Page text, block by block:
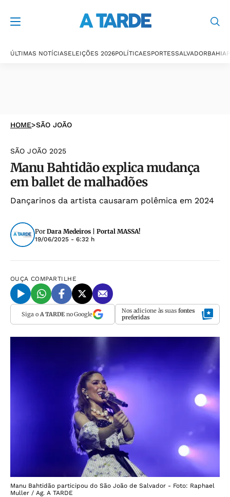
ÚLTIMAS NOTÍCIASELEIÇÕES 2026POLÍTICAESPORTESSALVADORBAHIA
HOME>SÃO JOÃO
SÃO JOÃO 2025
Manu Bahtidão explica mudança
em ballet de malhadões
Dançarinos da artista causaram polêmica em 2024
Por Dara Medeiros | Portal MASSA!
19/06/2025 - 6:32 h
OUÇA COMPARTILHE
Siga o A TARDEno Google Nos adicione às suas fontes
preferidas
Manu Bahtidão participou do São João de Salvador - Foto: Raphael
Muller / Ag. A TARDE